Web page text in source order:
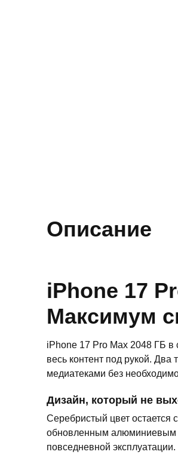
Описание
iPhone 17
Максимум
iPhone 17 Pro Max 2048 ГБ в
весь контент под рукой.
медиатеками без
Дизайн, который не
Серебристый цвет остается
обновленным алюминиевым
повседневной эксплуатации.